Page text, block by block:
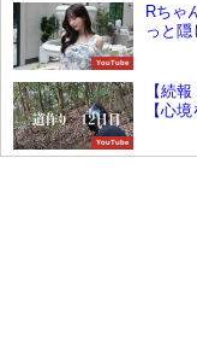
YouTube
Rちゃ
っと隠
YouTube
【続
【心境